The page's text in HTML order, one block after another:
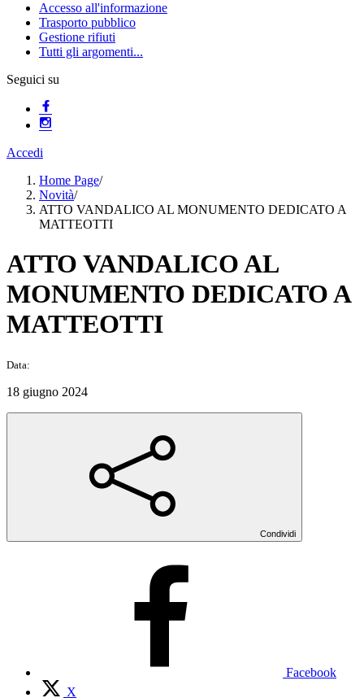
Accesso all'informazione
Trasporto pubblico
Gestione rifiuti
Tutti gli argomenti...
Seguici su
Accedi
Home Page/
Novità/
ATTO VANDALICO AL MONUMENTO DEDICATO A
MATTEOTTI
ATTO VANDALICO AL
MONUMENTO DEDICATO A
MATTEOTTI
Data:
18 giugno 2024
Condividi
Facebook
X